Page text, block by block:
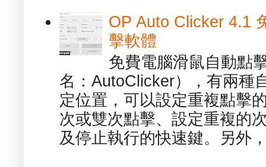
OP Auto Clicker 4.1
擊軟體
免費電腦滑鼠自動點
名：AutoClicker），有兩種
定位置，可以設定重複點擊
次或雙次點擊、設定重複的
及停止執行的快速鍵。另外